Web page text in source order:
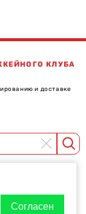
Согласен
КЛУБА
и доставке